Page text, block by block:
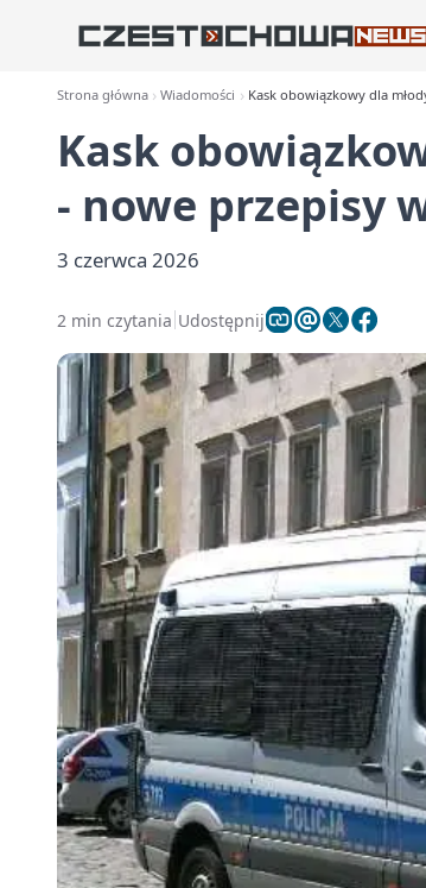
Strona główna Wiadomości Kask obowiązkowy dla
Kask
- nowe przepisy
3 czerwca 2026
2 min czytania Udostępnij